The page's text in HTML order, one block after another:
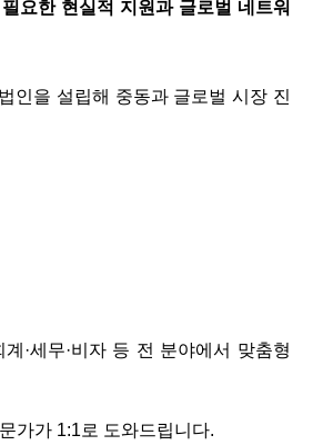
요한 현실적 지원과 글로벌 네트워
인을 설립해 중동과 글로벌 시장 진
·세무·비자 등 전 분야에서 맞춤형
가가 1:1로 도와드립니다.